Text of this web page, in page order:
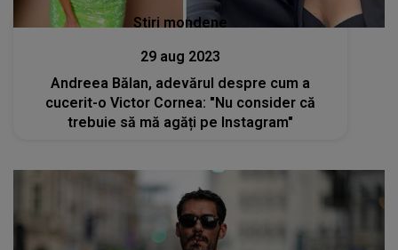
Stiri mondene
29 aug 2023
Andreea Bălan, adevărul despre cum a
cucerit-o Victor Cornea: "Nu consider că
trebuie să mă agăți pe Instagram"